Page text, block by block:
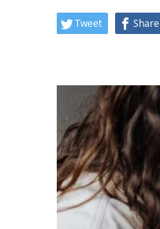
Tweet Share